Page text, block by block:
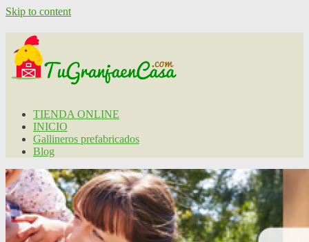
Skip to content
TIENDA ONLINE
INICIO
Gallineros prefabricados
Blog